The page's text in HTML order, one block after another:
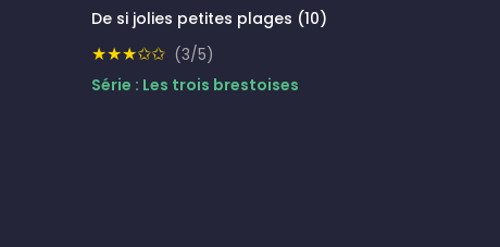
De si jolies petites plages (10)
★★★✩✩ (3/5)
Série : Les trois brestoises